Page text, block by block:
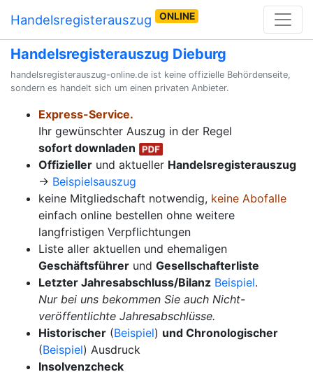
Handelsregisterauszug ONLINE
Handelsregisterauszug Dieburg
handelsregisterauszug-online.de ist keine offizielle Behördenseite,
sondern es handelt sich um einen privaten Anbieter.
Express-Service.
Ihr gewünschter Auszug in der Regel
sofort downladen
Offizieller und aktueller Handelsregisterauszug
→ Beispielsauszug
keine Mitgliedschaft notwendig, keine Abofalle
einfach online bestellen ohne weitere
langfristigen Verpflichtungen
Liste aller aktuellen und ehemaligen
Geschäftsführer und Gesellschafterliste
Letzter Jahresabschluss/Bilanz Beispiel.
Nur bei uns bekommen Sie auch Nicht-
veröffentlichte Jahresabschlüsse.
Historischer (Beispiel) und Chronologischer
(Beispiel) Ausdruck
Insolvenzcheck